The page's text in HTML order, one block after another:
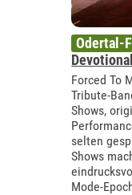
Odertal-
Forced To
Tribute-
Shows,
selten
Shows
Mode-